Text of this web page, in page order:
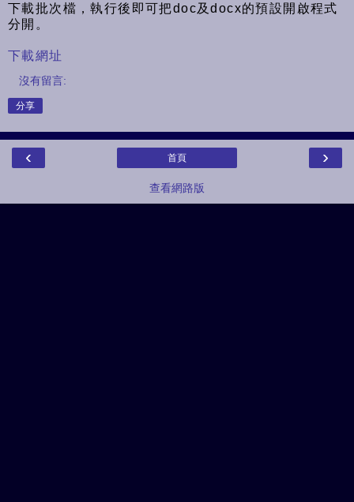
下載批次檔，執行後即可把doc及docx的預設開啟程式
分開。
下載網址
沒有留言:
分享
‹ ›
首頁
查看網路版